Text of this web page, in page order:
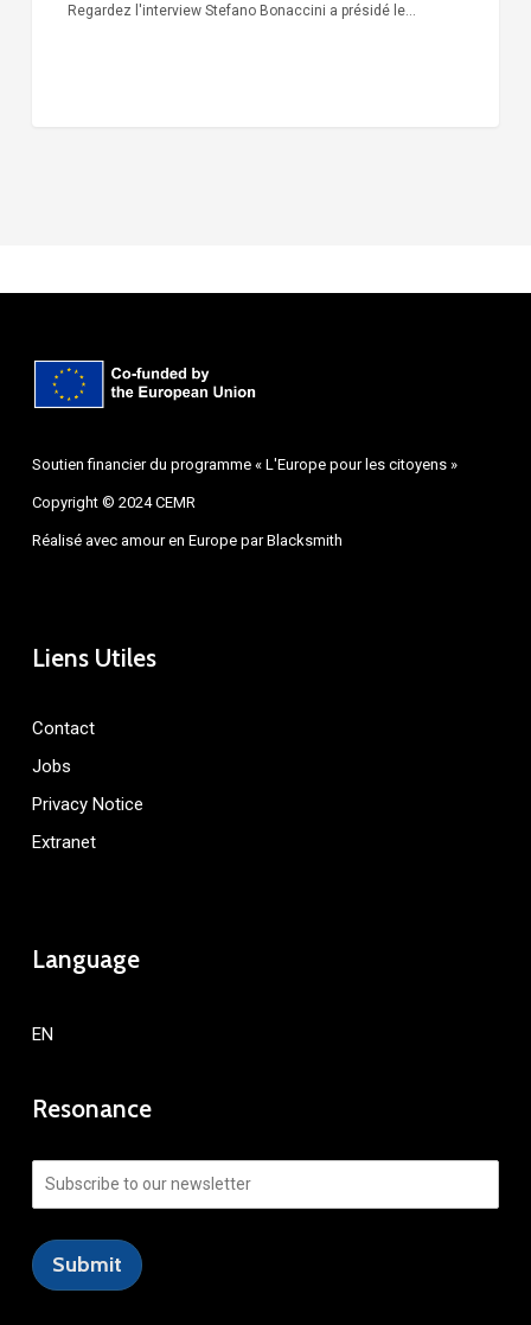
Regardez l'interview Stefano Bonaccini a présidé le…
Soutien financier du programme « L'Europe pour les citoyens »
Copyright © 2024 CEMR
Réalisé avec amour en Europe parBlacksmith
Liens Utiles
Contact
Jobs
Privacy Notice
Extranet
Language
EN
Resonance